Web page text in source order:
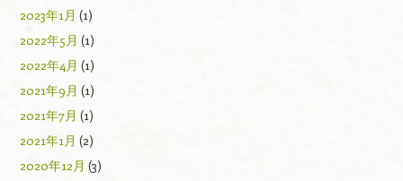
2023年1月 (1)
2022年5月 (1)
2022年4月 (1)
2021年9月 (1)
2021年7月 (1)
2021年1月 (2)
2020年12月 (3)